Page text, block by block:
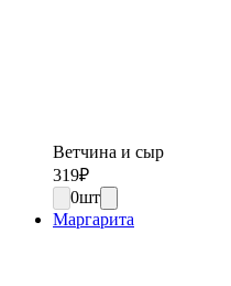
Ветчина и сыр
319₽
0шт
Маргарита